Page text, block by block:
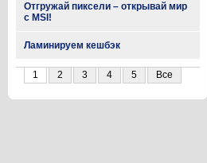
Отгружай пиксели – открывай мир
с MSI!
Ламинируем кешбэк
1 2 3 4 5 Все